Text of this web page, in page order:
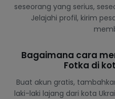
seseorang yang serius,
Jelajahi profil, kirim
Bagaimana cara
Fotka di
Buat akun gratis,
laki-laki lajang dari kota